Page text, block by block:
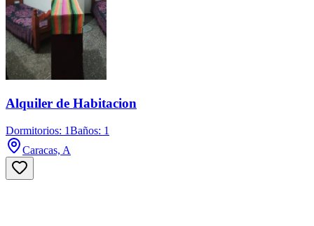
Alquiler de Habitacion
Dormitorios: 1Baños: 1
Caracas, A